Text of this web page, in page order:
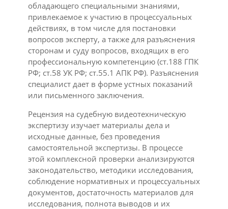
обладающего специальными знаниями,
привлекаемое к участию в процессуальных
действиях, в том числе для постановки
вопросов эксперту, а также для разъяснения
сторонам и суду вопросов, входящих в его
профессиональную компетенцию (ст.188 ГПК
РФ; ст.58 УК РФ; ст.55.1 АПК РФ). Разъяснения
специалист дает в форме устных показаний
или письменного заключения.
Рецензия на судебную видеотехническую
экспертизу изучает материалы дела и
исходные данные, без проведения
самостоятельной экспертизы. В процессе
этой комплексной проверки анализируются
законодательство, методики исследования,
соблюдение нормативных и процессуальных
документов, достаточность материалов для
исследования, полнота выводов и их